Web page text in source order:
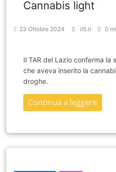
Cannabis light
23 Ottobre 2024 il5.it 0
Il TAR del Lazio conferma la
che aveva inserito la
droghe.
Continua a leggere